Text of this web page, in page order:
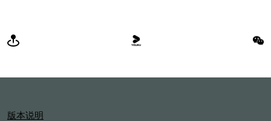
版本说明